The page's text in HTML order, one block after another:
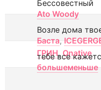
Бессовестный
Ato Woody
Возле дома
Баста,
ГРИН, Onative
тебе все
большеменьше